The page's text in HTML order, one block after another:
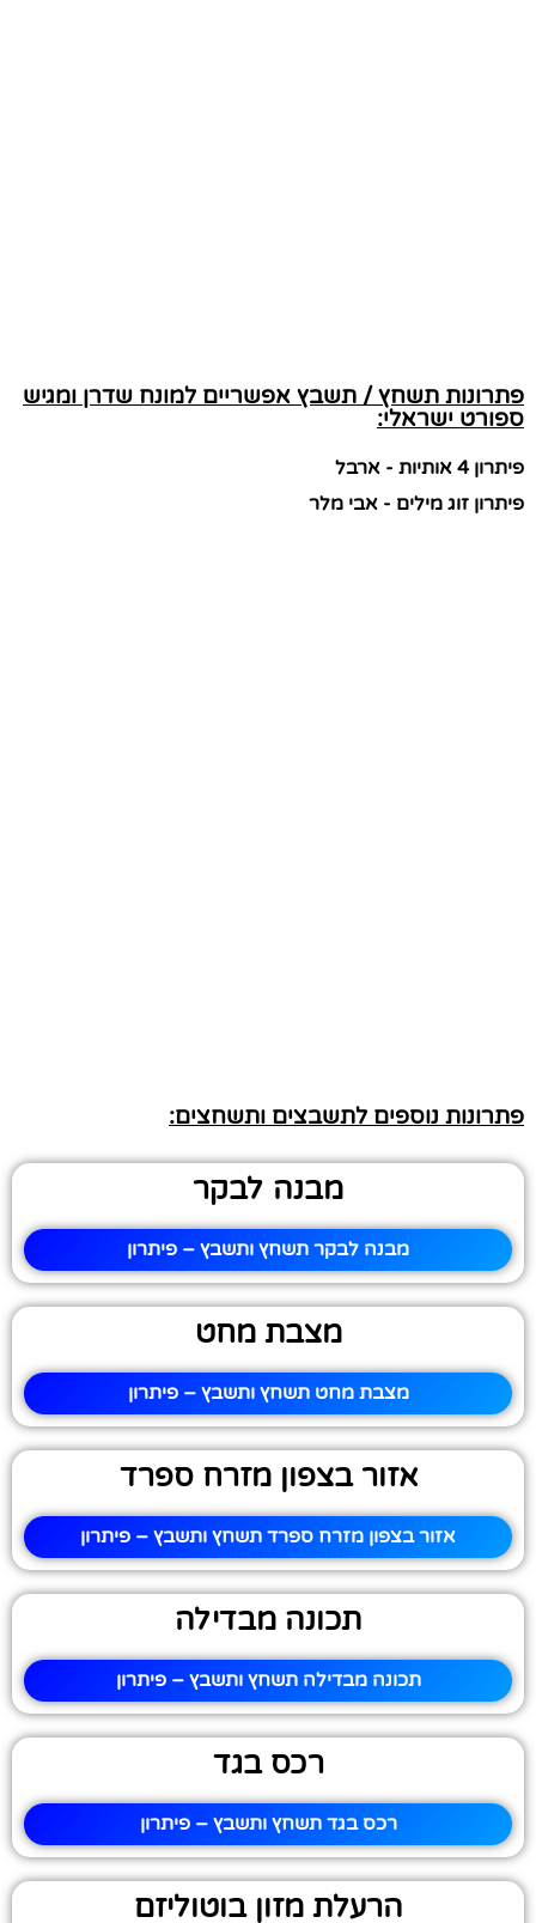
פתרונות תשחץ / תשבץ אפשריים למונח שדרן ומגיש
ספורט ישראלי:
פיתרון 4 אותיות - ארבל
פיתרון זוג מילים - אבי מלר
פתרונות נוספים לתשבצים ותשחצים:
מבנה לבקר
מבנה לבקר תשחץ ותשבץ – פיתרון
מצבת מחט
מצבת מחט תשחץ ותשבץ – פיתרון
אזור בצפון מזרח ספרד
אזור בצפון מזרח ספרד תשחץ ותשבץ – פיתרון
תכונה מבדילה
תכונה מבדילה תשחץ ותשבץ – פיתרון
רכס בגד
רכס בגד תשחץ ותשבץ – פיתרון
הרעלת מזון בוטוליזם